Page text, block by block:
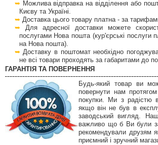
Можлива відправка на відділення або
Києву та Україні.
Доставка цього товару платна - за
Для адресної доставки можете
послугами Нова пошта (кур'єрські послуги
на Нова пошта).
Доставку в поштомат необхідно
не всі товари проходять за габаритами до
ГАРАНТІЯ ТА ПОВЕРНЕННЯ
Будь-який товар ви
повернути нам
покупки. Ми з радістю
якщо він не був в
заводський вигляд.
важливо що б Ви були
рекомендували друзям
приємний і зручний